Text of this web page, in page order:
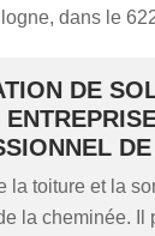
dans le
DE
la toiture et la
la cheminée. Il